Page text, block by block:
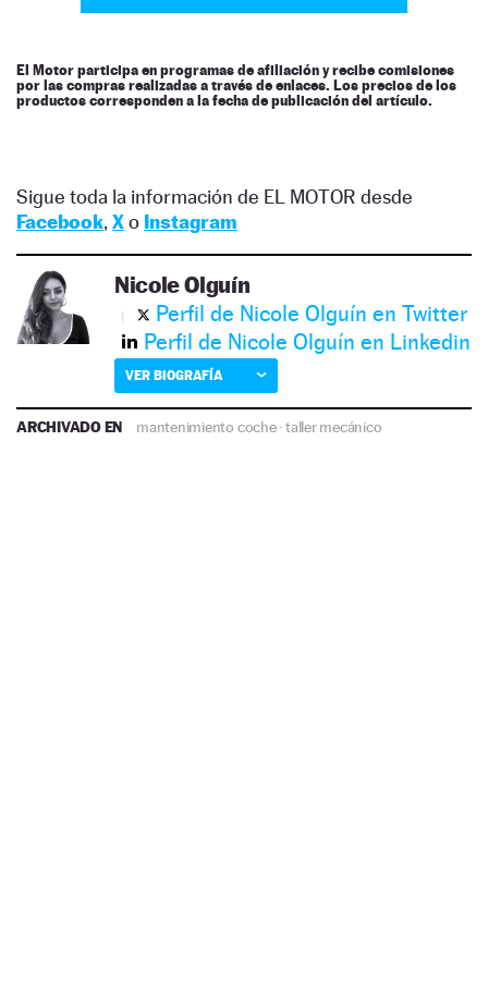
El Motor participa en programas de afiliación y recibe comisiones
por las compras realizadas a través de enlaces. Los precios de los
productos corresponden a la fecha de publicación del artículo.
Sigue toda la información de EL MOTOR desde
Facebook, Xo Instagram
Nicole Olguín
Perfil de Nicole Olguín en Twitter
Perfil de Nicole Olguín en Linkedin
VER BIOGRAFÍA
ARCHIVADO EN mantenimiento coche·taller mecánico